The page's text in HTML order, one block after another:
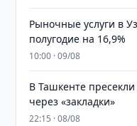
Рыночные услуги в
полугодие на 16,9%
10:00 · 09/08
В Ташкенте
через «закладки»
22:15 · 08/08